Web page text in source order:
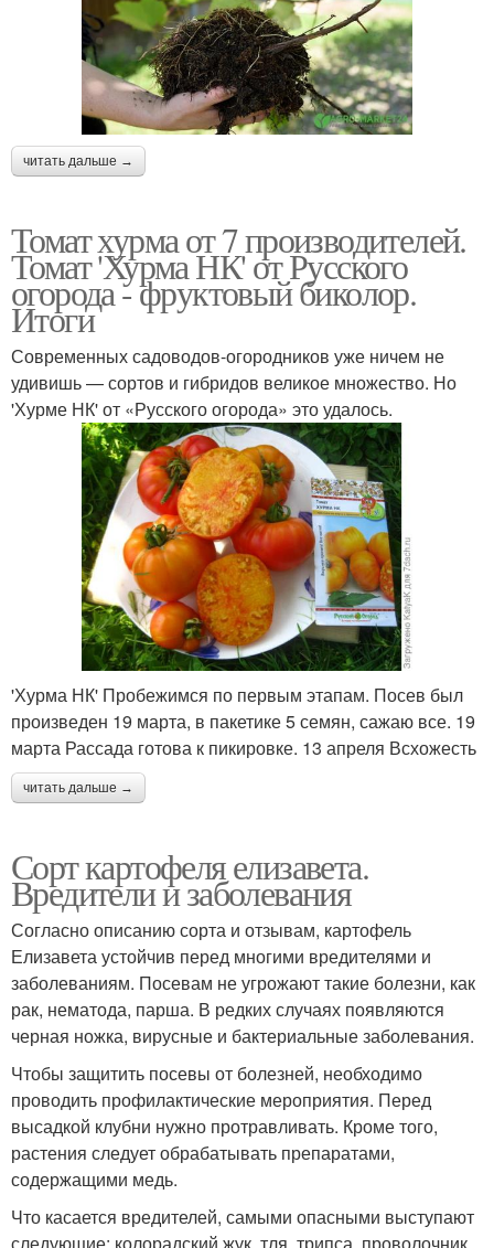
читать дальше →
Томат хурма от 7 производителей.
Томат 'Хурма НК' от Русского
огорода - фруктовый биколор.
Итоги
Современных садоводов-огородников уже ничем не
удивишь — сортов и гибридов великое множество. Но
'Хурме НК' от «Русского огорода» это удалось.
'Хурма НК' Пробежимся по первым этапам. Посев был
произведен 19 марта, в пакетике 5 семян, сажаю все. 19
марта Рассада готова к пикировке. 13 апреля Всхожесть
читать дальше →
Сорт картофеля елизавета.
Вредители и заболевания
Согласно описанию сорта и отзывам, картофель
Елизавета устойчив перед многими вредителями и
заболеваниям. Посевам не угрожают такие болезни, как
рак, нематода, парша. В редких случаях появляются
черная ножка, вирусные и бактериальные заболевания.
Чтобы защитить посевы от болезней, необходимо
проводить профилактические мероприятия. Перед
высадкой клубни нужно протравливать. Кроме того,
растения следует обрабатывать препаратами,
содержащими медь.
Что касается вредителей, самыми опасными выступают